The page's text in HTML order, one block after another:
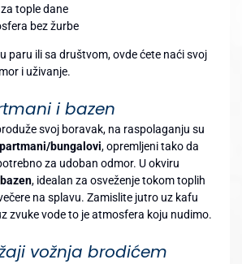
tople dane
bez žurbe
paru ili sa društvom, ovde ćete naći svoj
i uživanje.
i bazen
svoj boravak, na raspolaganju su
bungalovi, opremljeni tako da
za udoban odmor. U okviru
bazen, idealan za osveženje tokom toplih
na splavu. Zamislite jutro uz kafu
zvuke vode to je atmosfera koju nudimo.
vožnja brodićem